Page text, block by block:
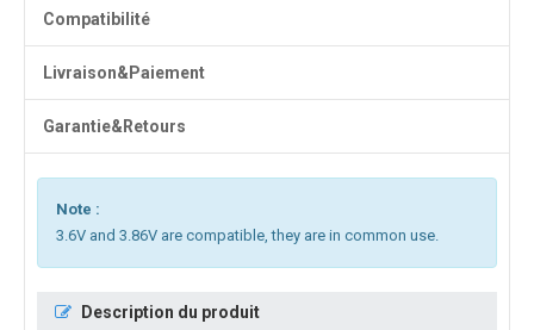
Compatibilité
Livraison&Paiement
Garantie&Retours
Note :
3.6V and 3.86V are compatible, they are in common use.
Description du produit